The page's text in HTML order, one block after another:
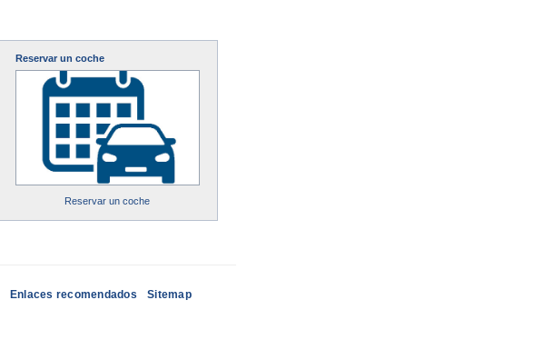
Reservar un coche
Reservar un coche
Enlaces recomendados
Sitemap